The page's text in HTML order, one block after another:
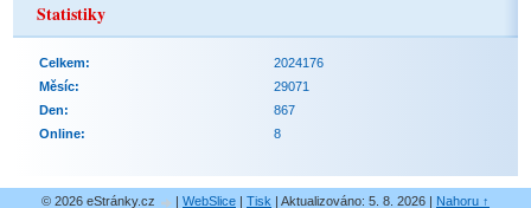
Statistiky
Online: 8
Celkem:
2024176
Měsíc:
29071
Den:
867
© 2026 eStránky.cz WebSlice Tisk Aktualizováno: 5. 8. 2026 Nahoru ↑